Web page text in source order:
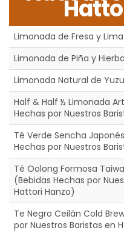
Limonada de Fresa y Lima
Limonada de Piña y
Limonada Natural de
Half & Half ½ Limonada
Hechas por Nuestros
Té Verde Sencha
Hechas por Nuestros
Té Oolong Formosa
(Bebidas Hechas por
Hattori Hanzo)
Te Negro Ceilán Cold
por Nuestros Baristas en